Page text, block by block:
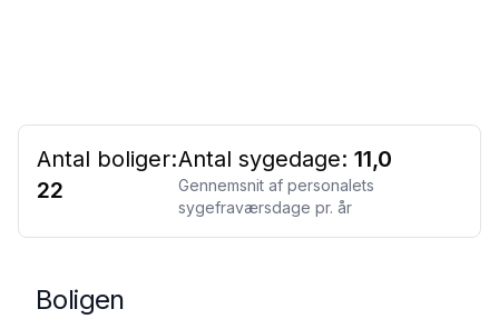
Antal boliger:
22
Antal sygedage: 11,0
Gennemsnit af personalets
sygefraværsdage pr. år
Boligen